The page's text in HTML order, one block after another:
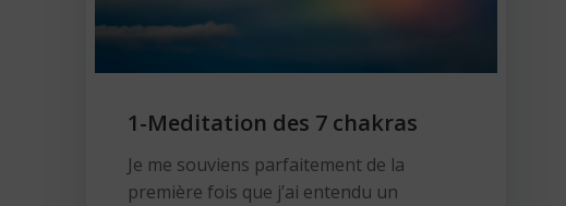
1-Meditation des 7 chakras
Je me souviens parfaitement de la
première fois que j’ai entendu un